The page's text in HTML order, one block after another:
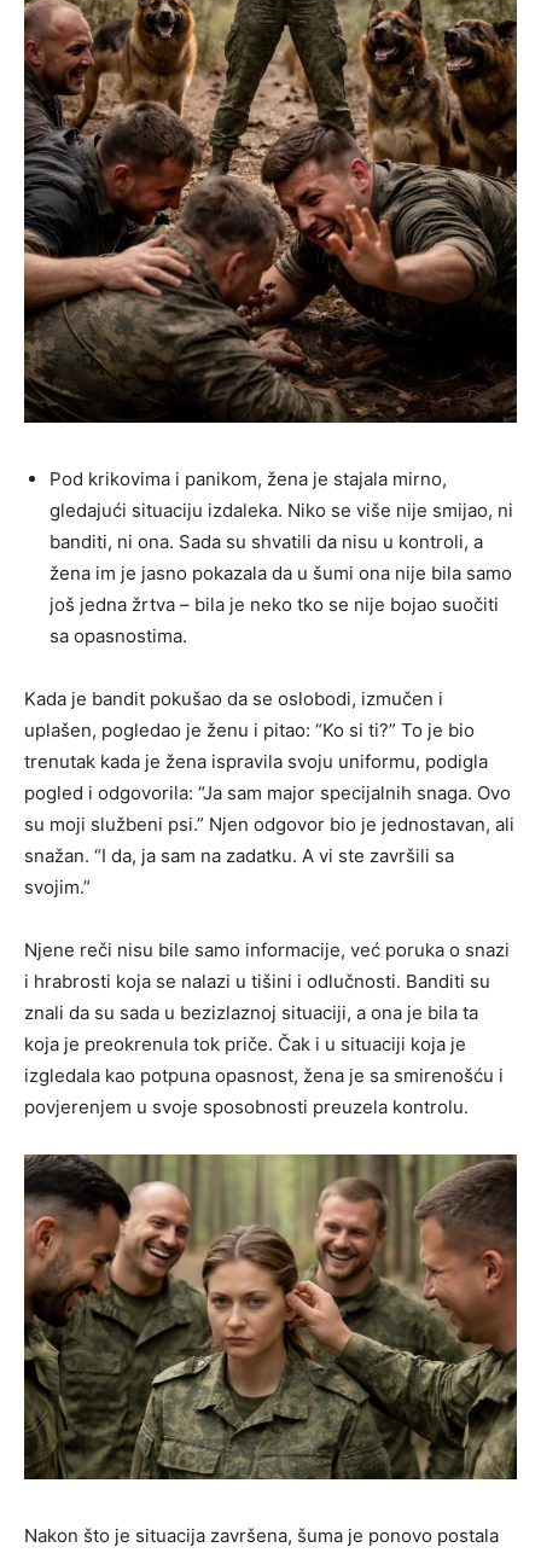
Pod krikovima i panikom, žena je stajala mirno,
gledajući situaciju izdaleka. Niko se više nije smijao, ni
banditi, ni ona. Sada su shvatili da nisu u kontroli, a
žena im je jasno pokazala da u šumi ona nije bila samo
još jedna žrtva – bila je neko tko se nije bojao suočiti
sa opasnostima.
Kada je bandit pokušao da se oslobodi, izmučen i
uplašen, pogledao je ženu i pitao: “Ko si ti?” To je bio
trenutak kada je žena ispravila svoju uniformu, podigla
pogled i odgovorila: “Ja sam major specijalnih snaga. Ovo
su moji službeni psi.” Njen odgovor bio je jednostavan, ali
snažan. “I da, ja sam na zadatku. A vi ste završili sa
svojim.”
Njene reči nisu bile samo informacije, već poruka o snazi
i hrabrosti koja se nalazi u tišini i odlučnosti. Banditi su
znali da su sada u bezizlaznoj situaciji, a ona je bila ta
koja je preokrenula tok priče. Čak i u situaciji koja je
izgledala kao potpuna opasnost, žena je sa smirenošću i
povjerenjem u svoje sposobnosti preuzela kontrolu.
Nakon što je situacija završena, šuma je ponovo postala